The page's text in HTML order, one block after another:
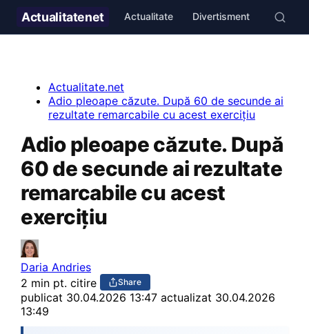
Actualitatenet Actualitate Divertisment Stil de
Actualitate.net
Adio pleoape căzute. După 60 de secunde ai
rezultate remarcabile cu acest exercițiu
Adio pleoape căzute. După
60 de secunde ai rezultate
remarcabile cu acest
exercițiu
Daria Andries
2 min pt. citire
Share
publicat 30.04.2026 13:47 actualizat 30.04.2026
13:49